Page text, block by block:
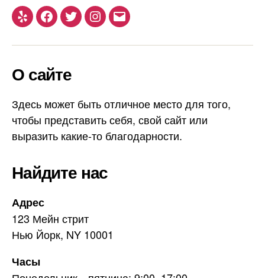
Yelp Facebook
TwitterInstagram
Email
О сайте
Здесь может быть отличное место для того,
чтобы представить себя, свой сайт или
выразить какие-то благодарности.
Найдите нас
Адрес
123 Мейн стрит
Нью Йорк, NY 10001
Часы